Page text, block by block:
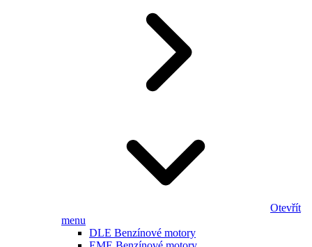
Otevřít
menu
DLE Benzínové motory